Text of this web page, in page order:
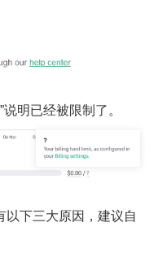
明已经被限制了。
以下三大原因，建议自